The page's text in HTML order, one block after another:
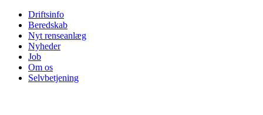
Driftsinfo
Beredskab
Nyt renseanlæg
Nyheder
Job
Om os
Selvbetjening